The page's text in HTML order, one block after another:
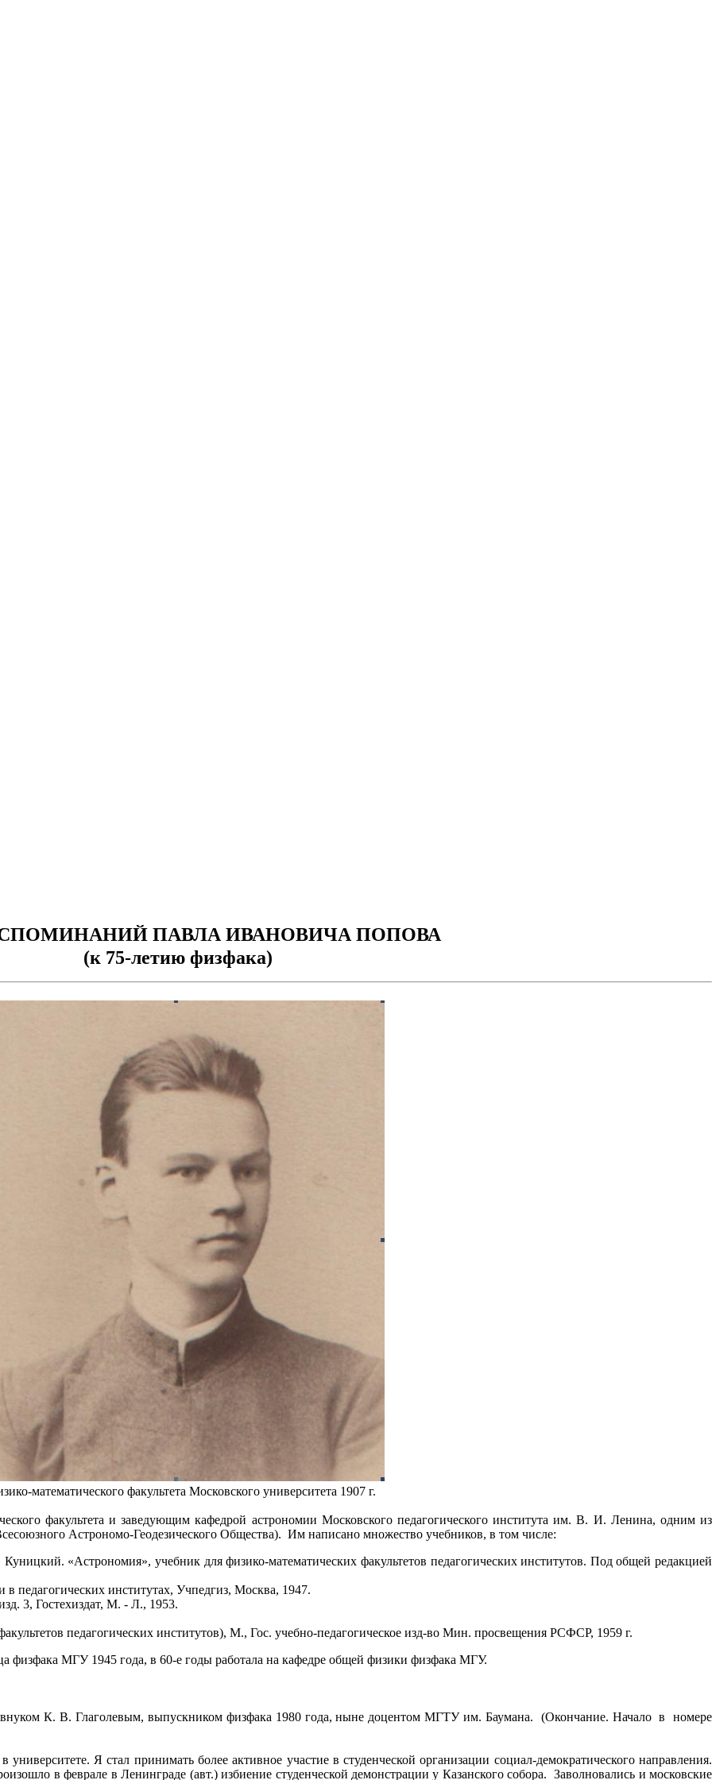
ПАВЛА ИВАНОВИЧА ПОПОВА
(к 75-летию физфака)
математического факультета Московского университета 1907 г.
факультета и заведующим кафедрой астрономии Московского педагогического института им. В. И. Ленина, одним из
Астрономо-Геодезического Общества). Им написано множество учебников, в том числе:
«Астрономия», учебник для физико-математических факультетов педагогических институтов. Под общей редакцией
институтах, Учпедгиз, Москва, 1947.
3, Гостехиздат, М. - Л., 1953.
педагогических институтов), М., Гос. учебно-педагогическое изд-во Мин. просвещения РСФСР, 1959 г.
МГУ 1945 года, в 60-е годы работала на кафедре общей физики физфака МГУ.
К. В. Глаголевым, выпускником физфака 1980 года, ныне доцентом МГТУ им. Баумана. (Окончание. Начало в номере
Я стал принимать более активное участие в студенческой организации социал-демократического направления.
в феврале в Ленинграде (авт.) избиение студенческой демонстрации у Казанского собора. Заволновались и московские